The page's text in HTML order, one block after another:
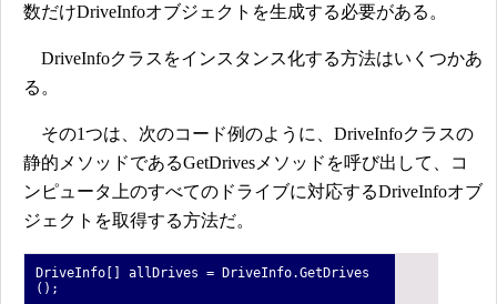
数だけDriveInfoオブジェクトを生成する必要がある。
DriveInfoクラスをインスタンス化する方法はいくつかあ
る。
その1つは、次のコード例のように、DriveInfoクラスの
静的メソッドであるGetDrivesメソッドを呼び出して、コ
ンピュータ上のすべてのドライブに対応するDriveInfoオブ
ジェクトを取得する方法だ。
DriveInfo[] allDrives = DriveInfo.GetDrives
();